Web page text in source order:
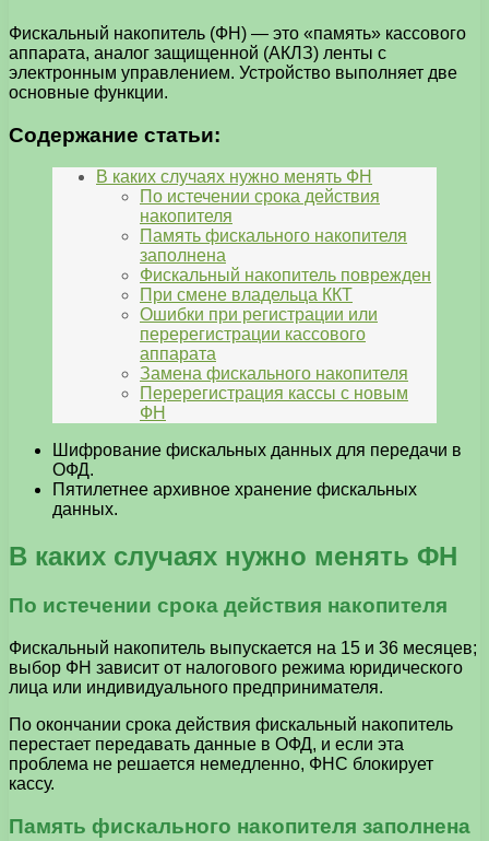
Фискальный накопитель (ФН) — это «память» кассового
аппарата, аналог защищенной (АКЛЗ) ленты с
электронным управлением. Устройство выполняет две
основные функции.
Содержание статьи:
В каких случаях нужно менять ФН
По истечении срока действия
накопителя
Память фискального накопителя
заполнена
Фискальный накопитель поврежден
При смене владельца ККТ
Ошибки при регистрации или
перерегистрации кассового
аппарата
Замена фискального накопителя
Перерегистрация кассы с новым
ФН
Шифрование фискальных данных для передачи в
ОФД.
Пятилетнее архивное хранение фискальных
данных.
В каких случаях нужно менять ФН
По истечении срока действия накопителя
Фискальный накопитель выпускается на 15 и 36 месяцев;
выбор ФН зависит от налогового режима юридического
лица или индивидуального предпринимателя.
По окончании срока действия фискальный накопитель
перестает передавать данные в ОФД, и если эта
проблема не решается немедленно, ФНС блокирует
кассу.
Память фискального накопителя заполнена